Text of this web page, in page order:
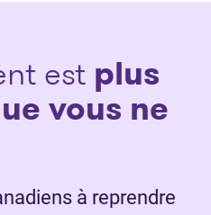
est plus
vous ne
à reprendre